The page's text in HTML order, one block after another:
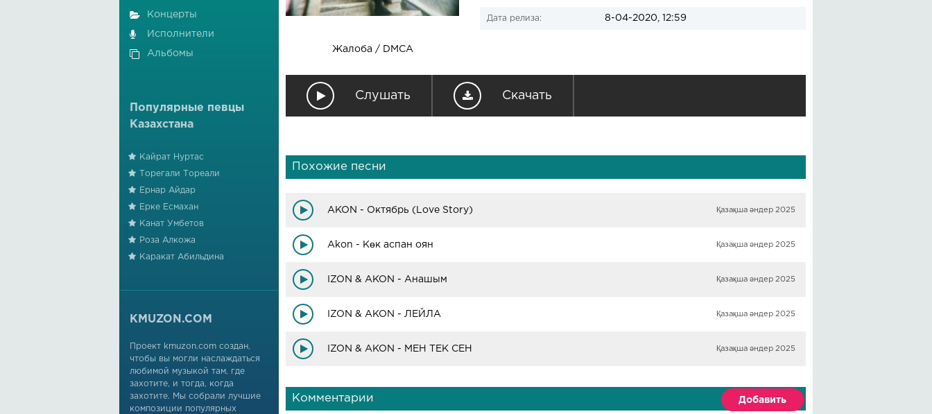
Жалоба / DMCA
Дата релиза: 8-04-2020, 12:59
Слушать Скачать
Похожие песни
AKON - Октябрь (Love Story) Қазақша әндер 2025
Akon - Көк аспан оян Қазақша әндер 2025
IZON & AKON - Анашым Қазақша әндер 2025
IZON & AKON - ЛЕЙЛА Қазақша әндер 2025
IZON & AKON - МЕН ТЕК СЕН Қазақша әндер 2025
Комментарии Добавить
Концерты
Исполнители
Альбомы
Популярные певцы
Казахстана
Кайрат Нуртас
Торегали Тореали
Ернар Айдар
Ерке Есмахан
Канат Умбетов
Роза Алкожа
Каракат Абильдина
KMUZON.COM
Проект kmuzon.com создан,
чтобы вы могли наслаждаться
любимой музыкой там, где
захотите, и тогда, когда
захотите. Мы собрали лучшие
композиции популярных